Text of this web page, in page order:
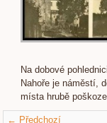
Na dobové
Nahoře je náměstí,
místa hrubě
← Předchozí